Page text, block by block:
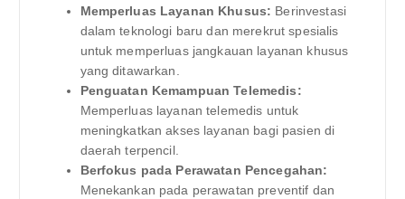
Memperluas Layanan Khusus: Berinvestasi
dalam teknologi baru dan merekrut spesialis
untuk memperluas jangkauan layanan khusus
yang ditawarkan.
Penguatan Kemampuan Telemedis:
Memperluas layanan telemedis untuk
meningkatkan akses layanan bagi pasien di
daerah terpencil.
Berfokus pada Perawatan Pencegahan:
Menekankan pada perawatan preventif dan